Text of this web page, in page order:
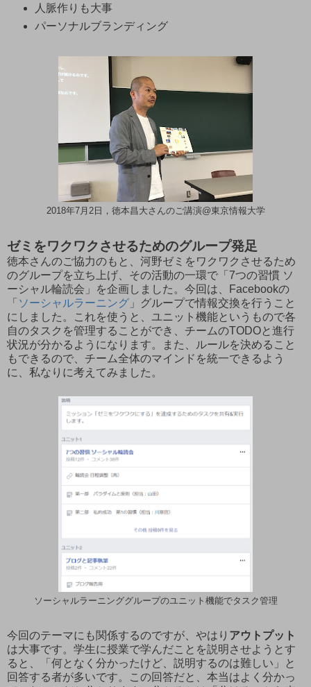
人脈作りも大事
パーソナルブランディング
2018年7月2日，徳本昌大さんのご講演@東京情報大学
ゼミをワクワクさせるためのグループ発足
徳本さんのご協力のもと、河野ゼミをワクワクさせるため
のグループを立ち上げ、その活動の一環で「7つの習慣 ソ
ーシャル輪読会」を企画しました。今回は、Facebookの
「 ソーシャルラーニング 」グループで情報交換を行うこと
にしました。これを使うと、ユニット機能というもので各
自のタスクを管理することができ、チームのTODOと進行
状況が分かるようになります。また、ルールを決めること
もできるので、チーム全体のマインドを統一できるよう
に、私なりに考えてみました。
ソーシャルラーニンググループのユニット機能でタスク管理
今回のテーマにも関係するのですが、やはり アウトプット
は大事です。学生に授業で学んだことを説明させようとす
ると、「何となく分かったけど、説明するのは難しい」と
回答する者が多いです。この回答だと、本当はよく分かっ